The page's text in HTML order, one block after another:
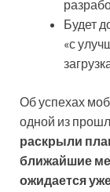
Будет
«с
Об успехах
одной из
раскрыли
ближайшие
ожидается